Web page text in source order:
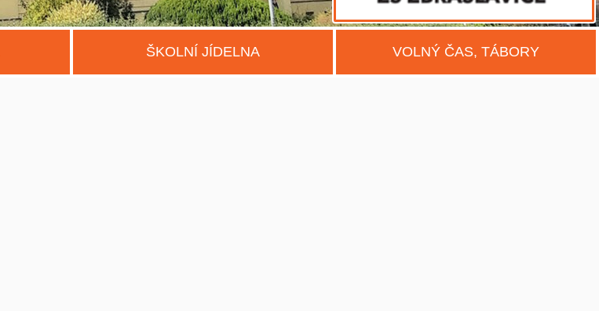
ŠKOLNÍ JÍDELNA VOLNÝ ČAS, TÁBORY